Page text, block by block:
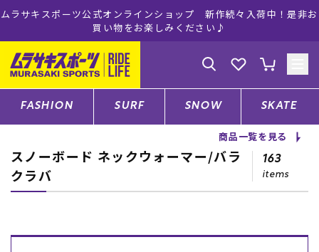
ムラサキスポーツ公式オンラインショップ 新作続々入荷中！是非お
買い物をお楽しみください♪
ゲスト様
ログイン 会員登録
店舗一覧
FASHION SURF SNOW SKATE
商品一覧を見る
スノーボード ネックウォーマー/バラ
クラバ
163
items